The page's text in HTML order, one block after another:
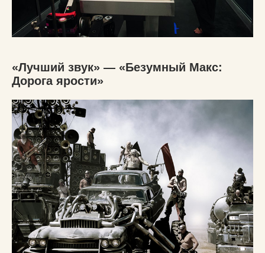
«Лучший звук» — «Безумный Макс:
Дорога ярости»